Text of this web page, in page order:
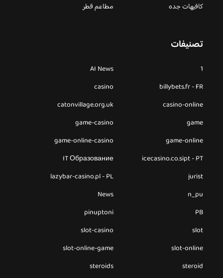
كافيهات جده
مطاعم قطر
تصنيفات
1
AI News
billybets.fr - FR
casino
casino-online
catonvillage.org.uk
game
game-casino
game-online
game-online-casino
icecasino.co.sipt - PT
IT Образование
jurist
lazybar-casino.pl - PL
n_pu
News
PB
pinuptoni
slot
slot-casino
slot-online
slot-online-game
steroid
steroids